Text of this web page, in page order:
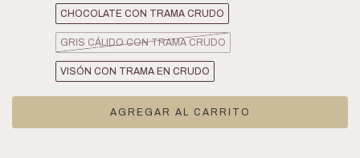
CHOCOLATE CON TRAMA CRUDO
GRIS CÁLIDO CON TRAMA CRUDO
VISÓN CON TRAMA EN CRUDO